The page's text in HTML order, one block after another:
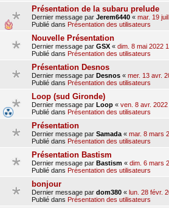
Présentation de la subaru prelude
Dernier message par Jerem6440 « mar. 19
Publié dans Présentation des utilisateurs
Nouvelle Présentation
Dernier message par GSX « dim. 8 mai 2022
Publié dans Présentation des utilisateurs
Présentation Desnos
Dernier message par Desnos « mer. 13 avr.
Publié dans Présentation des utilisateurs
Loop (sud Gironde)
Dernier message par Loop « ven. 8 avr. 2022
Publié dans Présentation des utilisateurs
Présentation
Dernier message par Samada « mar. 8 mars
Publié dans Présentation des utilisateurs
Présentation Bastism
Dernier message par Bastism « dim. 6 mars
Publié dans Présentation des utilisateurs
bonjour
Dernier message par dom380 « lun. 28 févr.
Publié dans Présentation des utilisateurs